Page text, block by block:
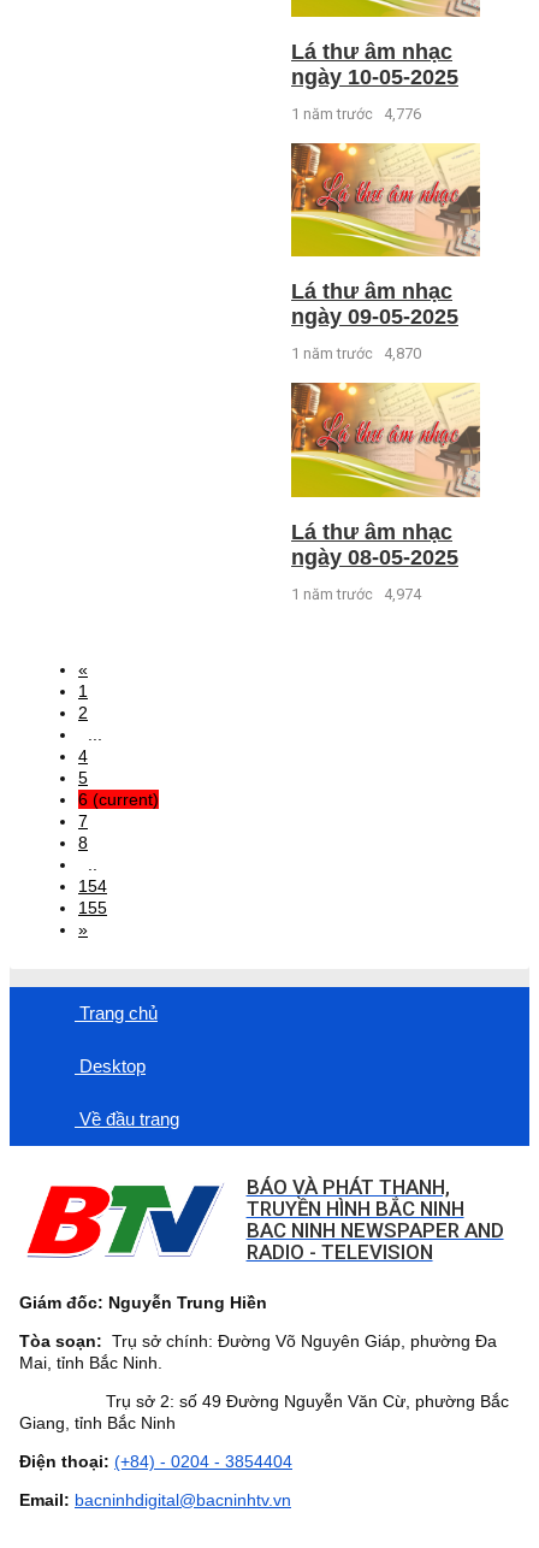
Lá thư âm nhạc
ngày 10-05-2025
1 năm trước 4,776
Lá thư âm nhạc
ngày 09-05-2025
1 năm trước 4,870
Lá thư âm nhạc
ngày 08-05-2025
1 năm trước 4,974
«
1
2
4
5
6 (current)
7
8
154
155
»
Trang chủ
Desktop
Về đầu trang
BÁO VÀ PHÁT THANH,
TRUYỀN HÌNH BẮC NINH
BAC NINH NEWSPAPER AND
RADIO - TELEVISION
Giám đốc: Nguyễn Trung Hiền
Tòa soạn: Trụ sở chính: Đường Võ Nguyên Giáp, phường Đa
Mai, tỉnh Bắc Ninh.
Trụ sở 2: số 49 Đường Nguyễn Văn Cừ, phường Bắc
Giang, tỉnh Bắc Ninh
Điện thoại: (+84) - 0204 - 3854404
Email: bacninhdigital@bacninhtv.vn